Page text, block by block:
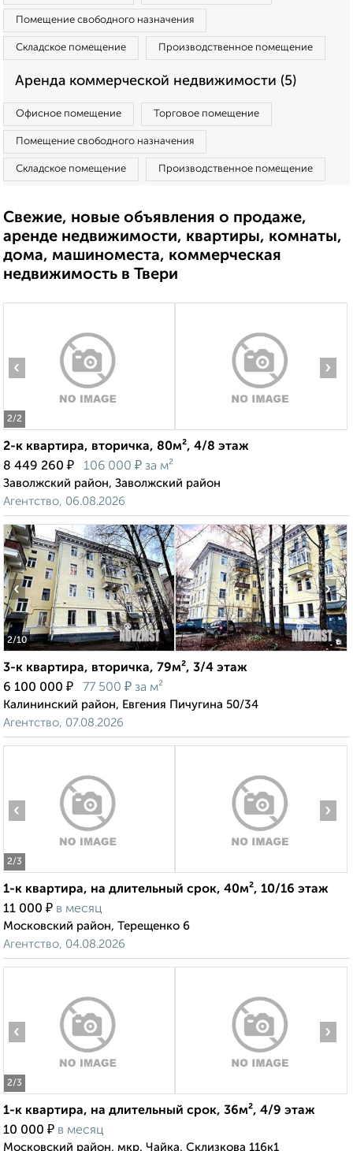
Помещение свободного назначения
Складское помещение Производственное помещение
Аренда коммерческой недвижимости (5)
Офисное помещение Торговое помещение
Помещение свободного назначения
Складское помещение Производственное помещение
Свежие, новые объявления о продаже,
аренде недвижимости, квартиры, комнаты,
дома, машиноместа, коммерческая
недвижимость в Твери
2/2
‹ ›
2-к квартира, вторичка, 80м², 4/8 этаж
8 449 260 ₽ 106 000 ₽ за м²
Заволжский район, Заволжский район
Агентство, 06.08.2026
2/10
‹ ›
3-к квартира, вторичка, 79м², 3/4 этаж
6 100 000 ₽ 77 500 ₽ за м²
Калининский район, Евгения Пичугина 50/34
Агентство, 07.08.2026
2/3
‹ ›
1-к квартира, на длительный срок, 40м², 10/16 этаж
11 000 ₽ в месяц
Московский район, Терещенко 6
Агентство, 04.08.2026
2/3
‹ ›
1-к квартира, на длительный срок, 36м², 4/9 этаж
10 000 ₽ в месяц
Московский район, мкр. Чайка, Склизкова 116к1